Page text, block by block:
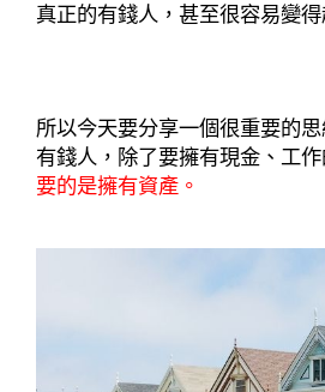
真正的有錢人，甚至很容易變
所以今天要分享一個很重要的
有錢人，除了要擁有現金、工作
要的是擁有資產。